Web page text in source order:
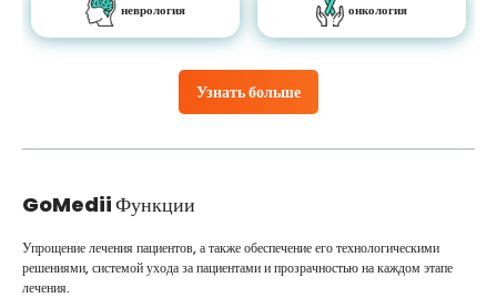
Узнать больше
неврология онкология
GoMediiФункции
Упрощение лечения пациентов, а также обеспечение его технологическими
решениями, системой ухода за пациентами и прозрачностью на каждом этапе
лечения.